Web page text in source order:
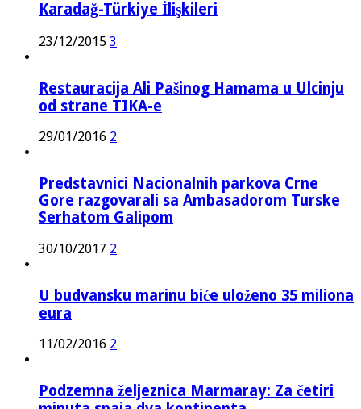
Karadağ-Türkiye İlişkileri
23/12/2015 3
Restauracija Ali Pašinog Hamama u Ulcinju
od strane TIKA-e
29/01/2016 2
Predstavnici Nacionalnih parkova Crne
Gore razgovarali sa Ambasadorom Turske
Serhatom Galipom
30/10/2017 2
U budvansku marinu biće uloženo 35 miliona
eura
11/02/2016 2
Podzemna željeznica Marmaray: Za četiri